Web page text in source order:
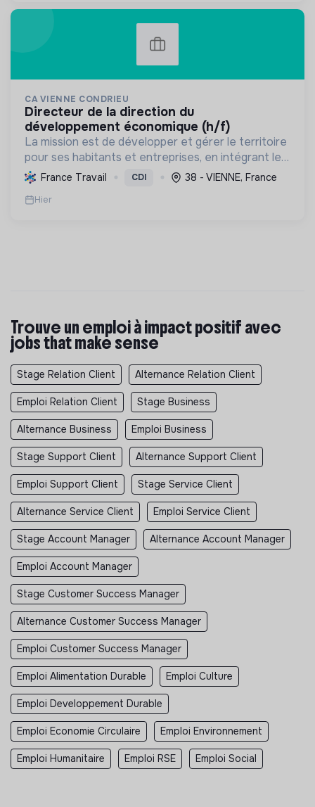
CA VIENNE CONDRIEU
directeur de la direction du
développement économique (h/f)
La mission est de développer et gérer le territoire
pour ses habitants et entreprises, en intégrant le
développement économique, l'environnement et
l'action sociale, avec un fort engagement pour la
tr...
France Travail CDI 38 - VIENNE, France
Hier
Trouve un emploi à impact positif avec
jobs that make sense
Stage Relation Client Alternance Relation Client
Emploi Relation Client Stage Business
Alternance Business Emploi Business
Stage Support Client Alternance Support Client
Emploi Support Client Stage Service Client
Alternance Service Client Emploi Service Client
Stage Account Manager Alternance Account Manager
Emploi Account Manager
Stage Customer Success Manager
Alternance Customer Success Manager
Emploi Customer Success Manager
Emploi Alimentation Durable Emploi Culture
Emploi Developpement Durable
Emploi Economie Circulaire Emploi Environnement
Emploi Humanitaire Emploi RSE Emploi Social